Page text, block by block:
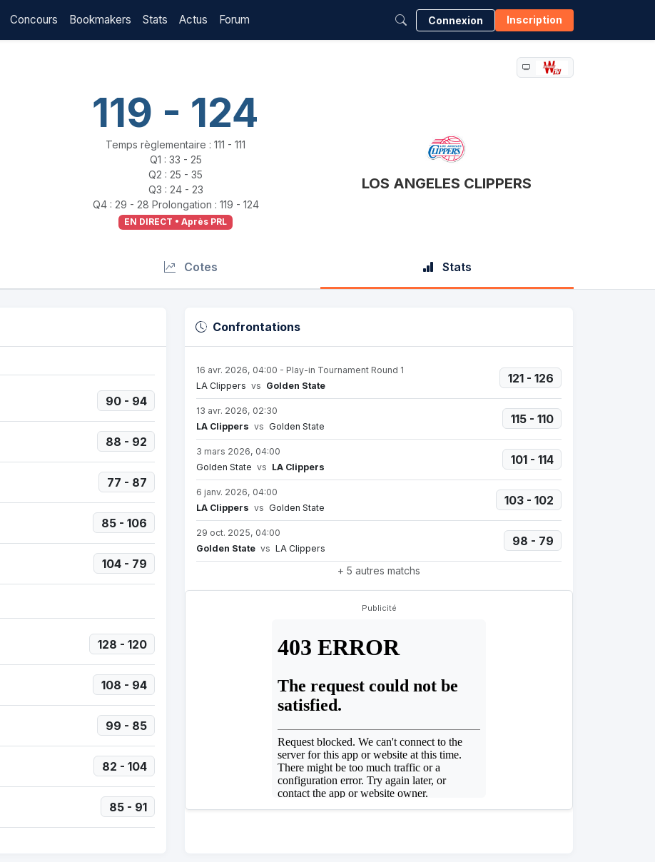
Concours Bookmakers Stats Actus Forum Connexion Inscription
119 - 124
Temps règlementaire : 111 - 111
Q1 : 33 - 25
Q2 : 25 - 35
Q3 : 24 - 23
Q4 : 29 - 28 Prolongation : 119 - 124
EN DIRECT • Après PRL
LOS ANGELES CLIPPERS
Cotes Stats
90 - 94
88 - 92
77 - 87
85 - 106
104 - 79
128 - 120
108 - 94
99 - 85
82 - 104
85 - 91
Confrontations
16 avr. 2026, 04:00 - Play-in Tournament Round 1
LA Clippers vs Golden State
121 - 126
13 avr. 2026, 02:30
LA Clippers vs Golden State
115 - 110
3 mars 2026, 04:00
Golden State vs LA Clippers
101 - 114
6 janv. 2026, 04:00
LA Clippers vs Golden State
103 - 102
29 oct. 2025, 04:00
Golden State vs LA Clippers
98 - 79
+ 5 autres matchs
Publicité